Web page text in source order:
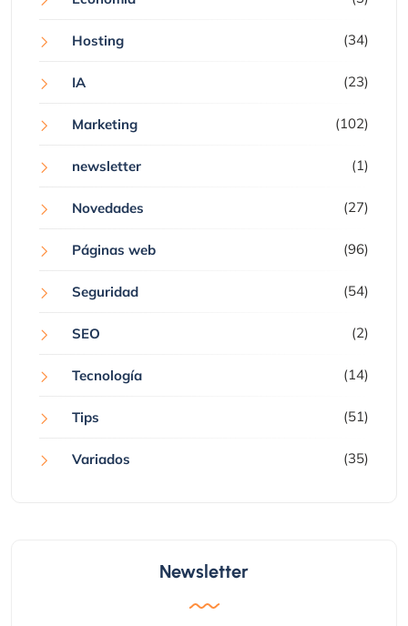
Hosting (34)
IA (23)
Marketing (102)
newsletter (1)
Novedades (27)
Páginas web (96)
Seguridad (54)
SEO (2)
Tecnología (14)
Tips (51)
Variados (35)
Newsletter